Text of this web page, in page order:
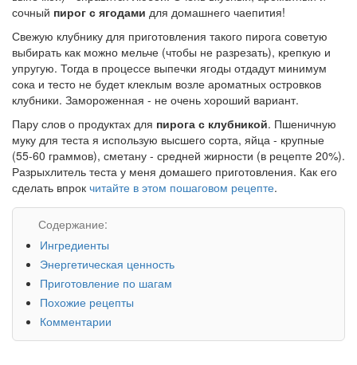
сочный пирог с ягодами для домашнего чаепития!
Свежую клубнику для приготовления такого пирога советую
выбирать как можно мельче (чтобы не разрезать), крепкую и
упругую. Тогда в процессе выпечки ягоды отдадут минимум
сока и тесто не будет клеклым возле ароматных островков
клубники. Замороженная - не очень хороший вариант.
Пару слов о продуктах для пирога с клубникой. Пшеничную
муку для теста я использую высшего сорта, яйца - крупные
(55-60 граммов), сметану - средней жирности (в рецепте 20%).
Разрыхлитель теста у меня домашего приготовления. Как его
сделать впрок читайте в этом пошаговом рецепте.
Содержание:
Ингредиенты
Энергетическая ценность
Приготовление по шагам
Похожие рецепты
Комментарии